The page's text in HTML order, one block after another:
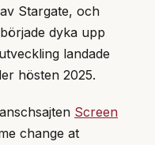
Stargate, och
dyka upp
landade
hösten 2025.
Screen
change at